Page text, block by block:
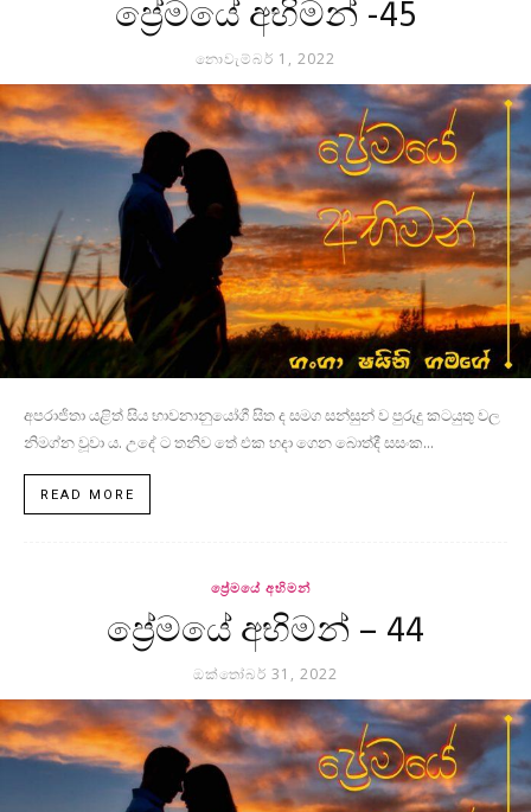
ප්‍රේමයේ අභිමන් -45
නොවැම්බර් 1, 2022
අපරාජිතා යළිත් සිය භාවනානුයෝගී සිත ද සමග සන්සුන් ව පුරුදු කටයුතු වල
නිමග්න වූවා ය. උදේ ට තනිව තේ එක හදා ගෙන බොත්දී සසංක...
READ MORE
ප්‍රේමයේ අභිමන්
ප්‍රේමයේ අභිමන් – 44
ඔක්තෝබර් 31, 2022